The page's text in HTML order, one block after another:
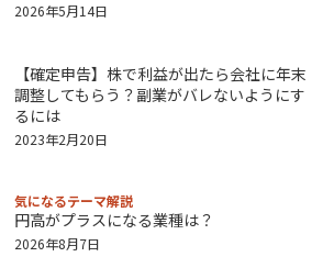
2026年5月14日
【確定申告】株で利益が出たら会社に年末
調整してもらう？副業がバレないようにす
るには
2023年2月20日
気になるテーマ解説
円高がプラスになる業種は？
2026年8月7日